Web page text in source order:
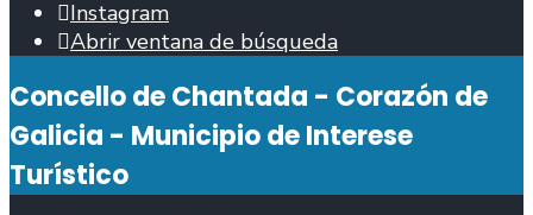
Instagram
Abrir ventana de búsqueda
Concello de Chantada - Corazón de
Galicia - Municipio de Interese
Turístico